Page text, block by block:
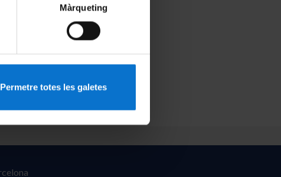
Màrqueting
Permetre totes les galetes